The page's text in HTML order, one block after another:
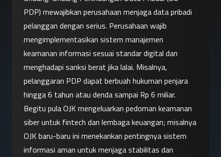
PDP) mewajibkan perusahaan menjaga data pribadi
pelanggan dengan serius. Perusahaan wajib
mengimplementasikan sistem manajemen
keamanan informasi sesuai standar digital dan
menghadapi sanksi berat jika lalai. Misalnya,
pelanggaran PDP dapat berbuah hukuman penjara
hingga 6 tahun atau denda sampai Rp 6 miliar.
Begitu pula OJK mengeluarkan pedoman keamanan
siber untuk fintech dan lembaga keuangan; misalnya
OJK baru-baru ini menekankan pentingnya sistem
informasi aman untuk menjaga stabilitas dan